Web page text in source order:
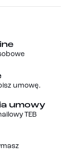
umowę.
umowy
TEB